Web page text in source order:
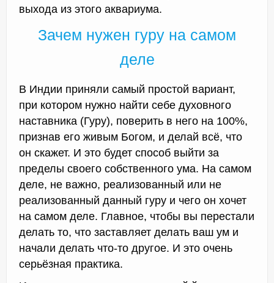
выхода из этого аквариума.
Зачем нужен гуру на самом
деле
В Индии приняли самый простой вариант,
при котором нужно найти себе духовного
наставника (Гуру), поверить в него на 100%,
признав его живым Богом, и делай всё, что
он скажет. И это будет способ выйти за
пределы своего собственного ума. На самом
деле, не важно, реализованный или не
реализованный данный гуру и чего он хочет
на самом деле. Главное, чтобы вы перестали
делать то, что заставляет делать ваш ум и
начали делать что-то другое. И это очень
серьёзная практика.